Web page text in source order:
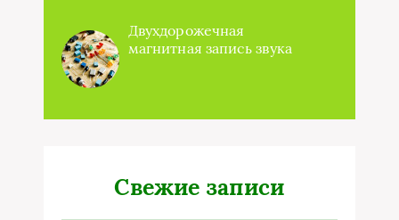
Двухдорожечная
магнитная запись звука
Свежие записи